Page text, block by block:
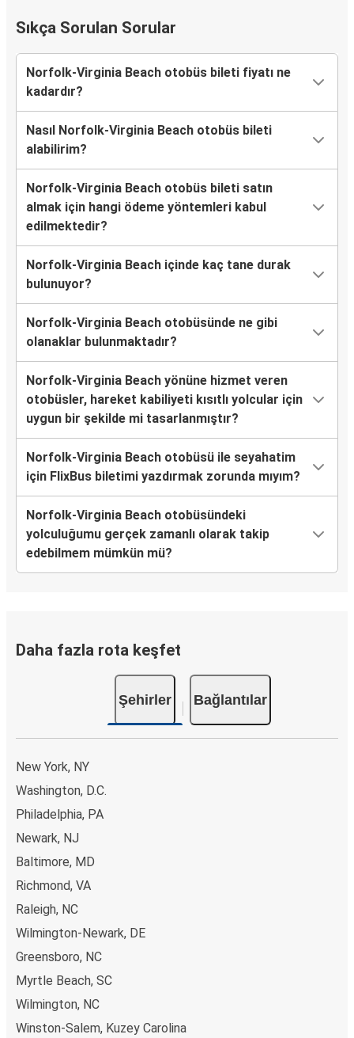
Sıkça Sorulan Sorular
Norfolk-Virginia Beach otobüs bileti fiyatı ne
kadardır?
Nasıl Norfolk-Virginia Beach otobüs bileti
alabilirim?
Norfolk-Virginia Beach otobüs bileti satın
almak için hangi ödeme yöntemleri kabul
edilmektedir?
Norfolk-Virginia Beach içinde kaç tane durak
bulunuyor?
Norfolk-Virginia Beach otobüsünde ne gibi
olanaklar bulunmaktadır?
Norfolk-Virginia Beach yönüne hizmet veren
otobüsler, hareket kabiliyeti kısıtlı yolcular için
uygun bir şekilde mi tasarlanmıştır?
Norfolk-Virginia Beach otobüsü ile seyahatim
için FlixBus biletimi yazdırmak zorunda mıyım?
Norfolk-Virginia Beach otobüsündeki
yolculuğumu gerçek zamanlı olarak takip
edebilmem mümkün mü?
Daha fazla rota keşfet
Şehirler Bağlantılar
New York, NY
Washington, D.C.
Philadelphia, PA
Newark, NJ
Baltimore, MD
Richmond, VA
Raleigh, NC
Wilmington-Newark, DE
Greensboro, NC
Myrtle Beach, SC
Wilmington, NC
Winston-Salem, Kuzey Carolina